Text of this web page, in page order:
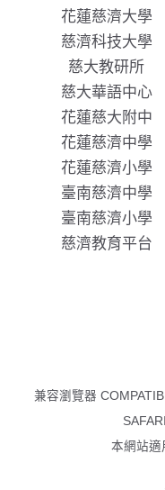
花蓮慈濟大學
慈濟科技大學
慈大教研所
慈大華語中心
花蓮慈大附中
花蓮慈濟中學
花蓮慈濟小學
臺南慈濟中學
臺南慈濟小學
慈濟教育平台
兼容瀏覽器
本網站適